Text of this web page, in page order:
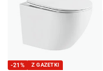
-21 % Z GAZETKI